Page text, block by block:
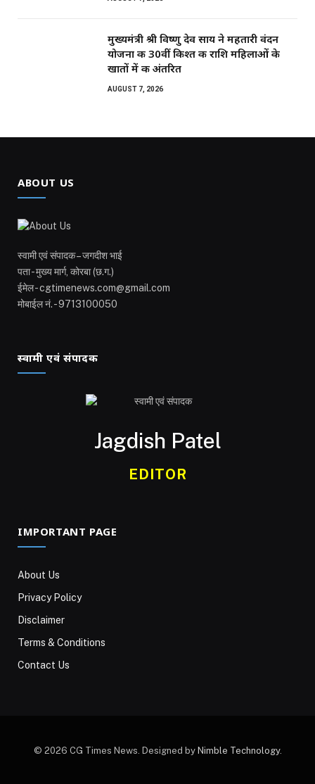
मुख्यमंत्री श्री विष्णु देव साय ने महतारी वंदन
योजना की 30वीं किश्त की राशि महिलाओं के
खातों में की अंतरित
AUGUST 7, 2026
ABOUT US
स्वामी एवं संपादक – जगदीश भाई
पता - मुख्य मार्ग, कोरबा (छ.ग.)
ईमेल - cgtimenews.com@gmail.com
मोबाईल नं. - 9713100050
स्वामी एवं संपादक
Jagdish Patel
EDITOR
IMPORTANT PAGE
About Us
Privacy Policy
Disclaimer
Terms & Conditions
Contact Us
© 2026 CG Times News. Designed by Nimble Technology.